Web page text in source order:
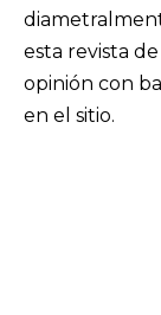
esta revista
opinión con
en el sitio.